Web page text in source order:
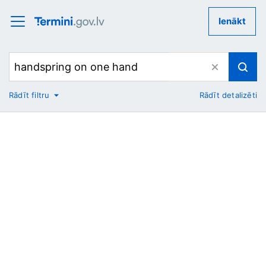
Ienākt
No
Rādīt filtru Rādīt detalizēti